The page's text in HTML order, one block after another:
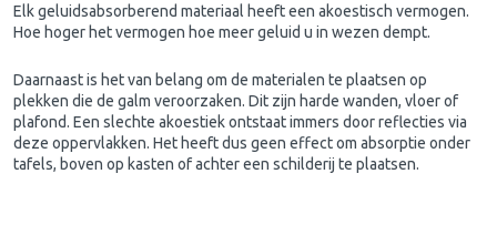
Elk geluidsabsorberend materiaal heeft een akoestisch vermogen.
Hoe hoger het vermogen hoe meer geluid u in wezen dempt.
Daarnaast is het van belang om de materialen te plaatsen op
plekken die de galm veroorzaken. Dit zijn harde wanden, vloer of
plafond. Een slechte akoestiek ontstaat immers door reflecties via
deze oppervlakken. Het heeft dus geen effect om absorptie onder
tafels, boven op kasten of achter een schilderij te plaatsen.